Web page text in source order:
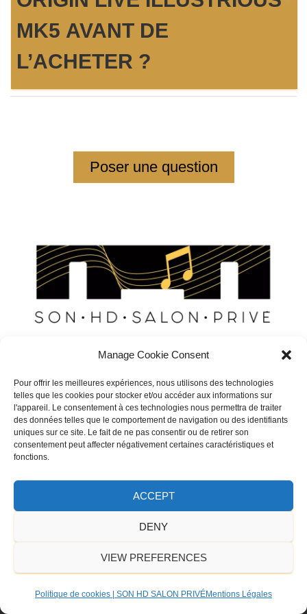
Manage Cookie Consent
Pour offrir les meilleures expériences, nous utilisons des technologies
telles que les cookies pour stocker et/ou accéder aux informations sur
l'appareil. Le consentement à ces technologies nous permettra de traiter
des données telles que le comportement de navigation ou des identifiants
uniques sur ce site. Le fait de ne pas consentir ou de retirer son
consentement peut affecter négativement certaines caractéristiques et
fonctions.
ACCEPT
DENY
VIEW PREFERENCES
Politique de cookies | SON HD SALON PRIVÉMentions Légales
MK5 AVANT DE
L’ACHETER ?
tension du grave, la profondeur de la scène sonore, la
micro-dynamique et la stabilité de lecture selon la platine,
Poser une question
RETOUR
SON HD SALON PRIVE
9 Rue Héloïse
92700 Colombes